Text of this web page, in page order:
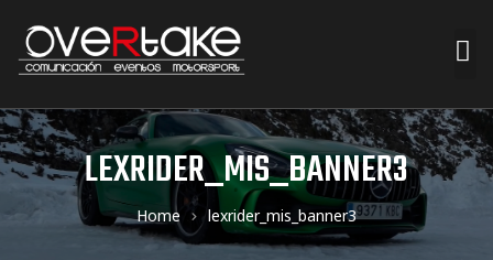
LEXRIDER_MIS_BANNER3
Home lexrider_mis_banner3